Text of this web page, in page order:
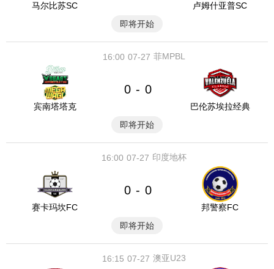
马尔比苏SC
卢姆什亚普SC
即将开始
07-27
16:00 菲MPBL
宾南塔塔克
0 - 0
巴伦苏埃拉经典
即将开始
07-27
16:00 印度地杯
赛卡玛坎FC
0 - 0
邦警察FC
即将开始
07-27
16:15 澳亚U23